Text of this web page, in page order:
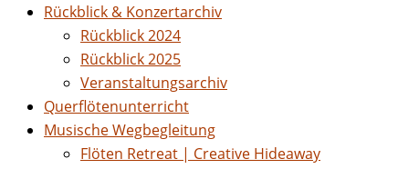
Rückblick & Konzertarchiv
Rückblick 2024
Rückblick 2025
Veranstaltungsarchiv
Querflötenunterricht
Musische Wegbegleitung
Flöten Retreat | Creative Hideaway